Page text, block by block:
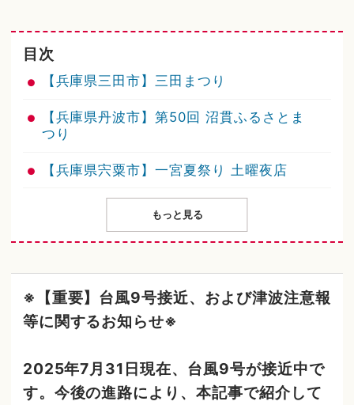
目次
【兵庫県三田市】三田まつり
【兵庫県丹波市】第50回 沼貫ふるさとま
つり
【兵庫県宍粟市】一宮夏祭り 土曜夜店
もっと見る
※【重要】台風9号接近、および津波注意報
等に関するお知らせ※
2025年7月31日現在、台風9号が接近中で
す。今後の進路により、本記事で紹介して